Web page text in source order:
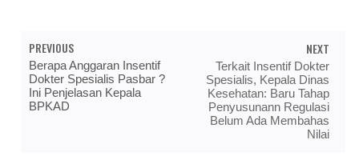
PREVIOUS
Berapa Anggaran Insentif
Dokter Spesialis Pasbar ?
Ini Penjelasan Kepala
BPKAD
NEXT
Terkait Insentif Dokter
Spesialis, Kepala Dinas
Kesehatan: Baru Tahap
Penyusunann Regulasi
Belum Ada Membahas
Nilai